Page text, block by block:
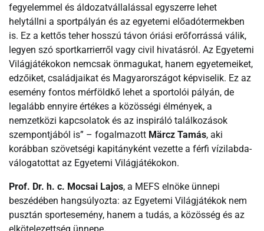
fegyelemmel és áldozatvállalással egyszerre lehet
helytállni a sportpályán és az egyetemi előadótermekben
is. Ez a kettős teher hosszú távon óriási erőforrássá válik,
legyen szó sportkarrierről vagy civil hivatásról. Az Egyetemi
Világjátékokon nemcsak önmagukat, hanem egyetemeiket,
edzőiket, családjaikat és Magyarországot képviselik. Ez az
esemény fontos mérföldkő lehet a sportolói pályán, de
legalább ennyire értékes a közösségi élmények, a
nemzetközi kapcsolatok és az inspiráló találkozások
szempontjából is” – fogalmazott Märcz Tamás, aki
korábban szövetségi kapitányként vezette a férfi vízilabda-
válogatottat az Egyetemi Világjátékokon.
Prof. Dr. h. c. Mocsai Lajos, a MEFS elnöke ünnepi
beszédében hangsúlyozta: az Egyetemi Világjátékok nem
pusztán sportesemény, hanem a tudás, a közösség és az